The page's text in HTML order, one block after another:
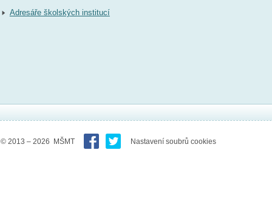
Adresáře školských institucí
© 2013 – 2026 MŠMT Nastavení soubrů cookies